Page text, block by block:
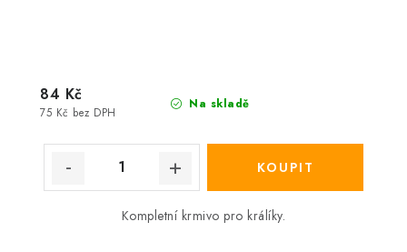
Na skladě
75 Kč bez DPH
84 Kč
Kompletní krmivo pro králíky.